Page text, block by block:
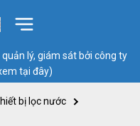
lý, giám sát bởi công ty
tại đây)
bị lọc nước